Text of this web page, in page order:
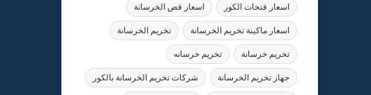
اسعار فتحات الكور اسعار قص الخرسانة
اسعار ماكينة تخريم الخرسانة تخريم الخرسانة
تخريم خرسانة تخريم خرسانه
جهاز تخريم الخرسانة شركات تخريم الخرسانة بالكور